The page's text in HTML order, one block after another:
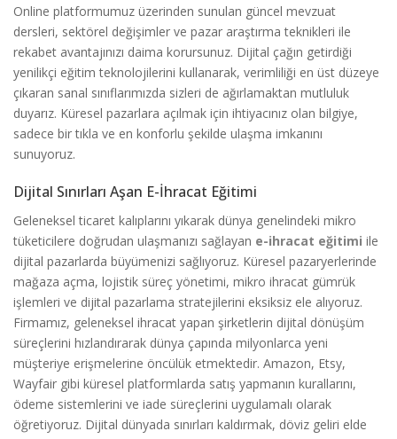
Online platformumuz üzerinden sunulan güncel mevzuat
dersleri, sektörel değişimler ve pazar araştırma teknikleri ile
rekabet avantajınızı daima korursunuz. Dijital çağın getirdiği
yenilikçi eğitim teknolojilerini kullanarak, verimliliği en üst düzeye
çıkaran sanal sınıflarımızda sizleri de ağırlamaktan mutluluk
duyarız. Küresel pazarlara açılmak için ihtiyacınız olan bilgiye,
sadece bir tıkla ve en konforlu şekilde ulaşma imkanını
sunuyoruz.
Dijital Sınırları Aşan E-İhracat Eğitimi
Geleneksel ticaret kalıplarını yıkarak dünya genelindeki mikro
tüketicilere doğrudan ulaşmanızı sağlayan e-ihracat eğitimi ile
dijital pazarlarda büyümenizi sağlıyoruz. Küresel pazaryerlerinde
mağaza açma, lojistik süreç yönetimi, mikro ihracat gümrük
işlemleri ve dijital pazarlama stratejilerini eksiksiz ele alıyoruz.
Firmamız, geleneksel ihracat yapan şirketlerin dijital dönüşüm
süreçlerini hızlandırarak dünya çapında milyonlarca yeni
müşteriye erişmelerine öncülük etmektedir. Amazon, Etsy,
Wayfair gibi küresel platformlarda satış yapmanın kurallarını,
ödeme sistemlerini ve iade süreçlerini uygulamalı olarak
öğretiyoruz. Dijital dünyada sınırları kaldırmak, döviz geliri elde